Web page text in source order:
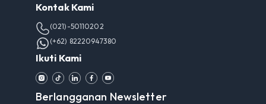
Kontak Kami
(021)-50110202
(+62) 82220947380
Ikuti Kami
Berlangganan Newsletter